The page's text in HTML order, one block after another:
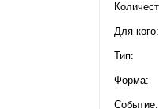
Для кого:
Тип:
Форма:
Событие: